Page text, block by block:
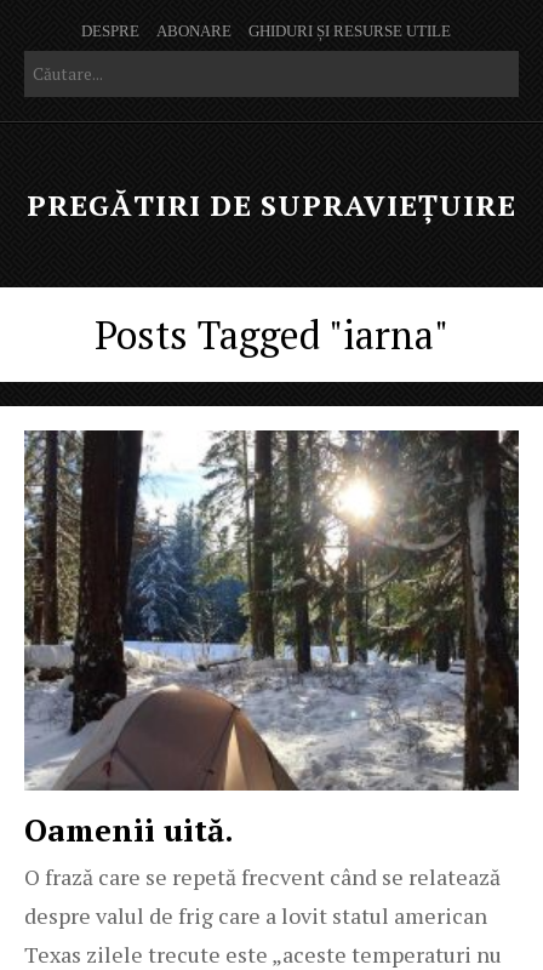
DESPRE ABONARE GHIDURI ȘI RESURSE UTILE
PREGĂTIRI DE SUPRAVIEȚUIRE
Posts Tagged "iarna"
Oamenii uită.
O frază care se repetă frecvent când se relatează
despre valul de frig care a lovit statul american
Texas zilele trecute este „aceste temperaturi nu